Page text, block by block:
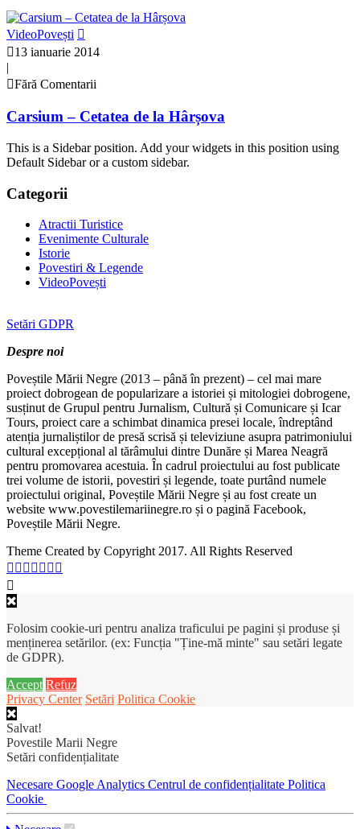
VideoPovești
13 ianuarie 2014
|
Fără Comentarii
Carsium – Cetatea de la Hârșova
This is a Sidebar position. Add your widgets in this position using
Default Sidebar or a custom sidebar.
Categorii
Atractii Turistice
Evenimente Culturale
Istorie
Povestiri & Legende
VideoPovești
Setări GDPR
Despre noi
Poveștile Mării Negre (2013 – până în prezent) – cel mai mare
proiect dobrogean de popularizare a istoriei și mitologiei dobrogene,
susținut de Grupul pentru Jurnalism, Cultură și Comunicare și Icar
Tours, proiect care a schimbat dinamica presei locale, îndreptând
atenția jurnaliștilor de presă scrisă și televiziune asupra patrimoniului
cultural excepțional al tărâmului dintre Dunăre și Marea Neagră
pentru promovarea acestuia. În cadrul proiectului au fost publicate
trei volume de istorii, povestiri și legende, toate purtând numele
proiectului original, Poveștile Mării Negre și au fost create un
website www.povestilemariinegre.ro și o pagină Facebook,
Poveștile Mării Negre.
Theme Created by Copyright 2017. All Rights Reserved
Folosim cookie-uri pentru analiza traficului pe pagini și produse și
menținerea setărilor. (ex: Funcția "Ține-mă minte" sau setări legate
de GDPR).
Accept Refuz
Privacy Center Setări Politica Cookie
Salvat!
Povestile Marii Negre
Setări confidențialitate
Necesare Google Analytics Centrul de confidențialitate Politica
Cookie